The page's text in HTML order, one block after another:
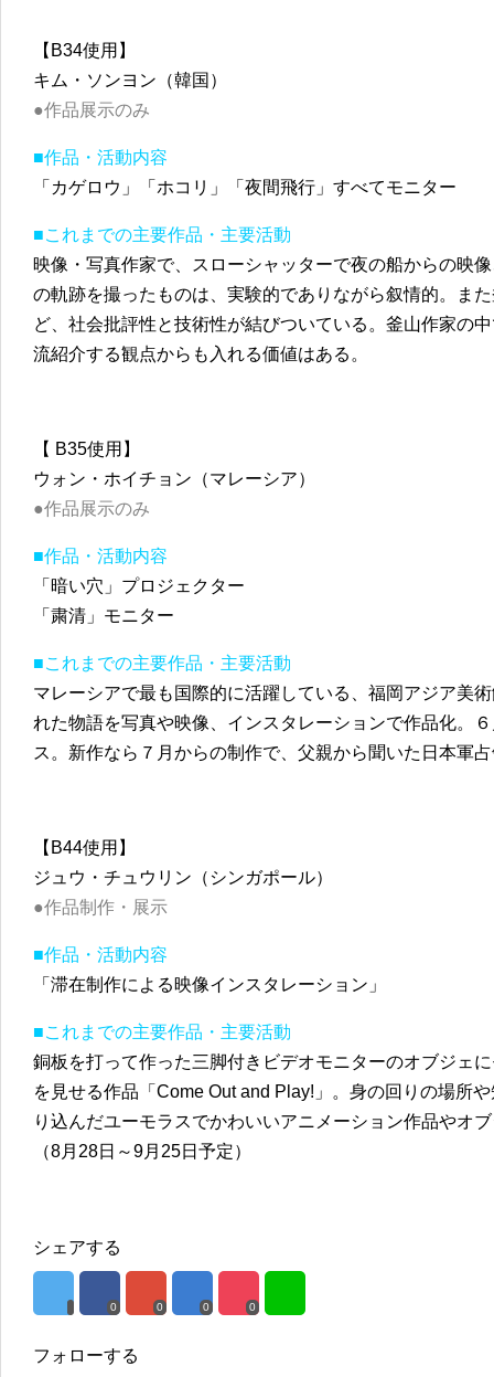
【B34使用】
キム・ソンヨン（韓国）
●作品展示のみ
■作品・活動内容
「カゲロウ」「ホコリ」「夜間飛行」すべてモニター
■これまでの主要作品・主要活動
映像・写真作家で、スローシャッターで夜の船からの映
の軌跡を撮ったものは、実験的でありながら叙情的。ま
ど、社会批評性と技術性が結びついている。釜山作家の
流紹介する観点からも入れる価値はある。
【 B35使用】
ウォン・ホイチョン（マレーシア）
●作品展示のみ
■作品・活動内容
「暗い穴」プロジェクター
「粛清」モニター
■これまでの主要作品・主要活動
マレーシアで最も国際的に活躍している、福岡アジア美
れた物語を写真や映像、インスタレーションで作品化。
ス。新作なら７月からの制作で、父親から聞いた日本軍
【B44使用】
ジュウ・チュウリン（シンガポール）
●作品制作・展示
■作品・活動内容
「滞在制作による映像インスタレーション」
■これまでの主要作品・主要活動
銅板を打って作った三脚付きビデオモニターのオブジェ
を見せる作品「Come Out and Play!」。身の回りの場所
り込んだユーモラスでかわいいアニメーション作品やオ
（8月28日～9月25日予定）
シェアする
0 0 0 0
フォローする